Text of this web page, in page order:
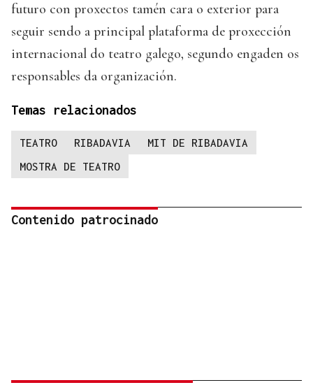
futuro con proxectos tamén cara o exterior para
seguir sendo a principal plataforma de proxección
internacional do teatro galego, segundo engaden os
responsables da organización.
Temas relacionados
TEATRO RIBADAVIA
MIT DE RIBADAVIA
MOSTRA DE TEATRO
Contenido patrocinado